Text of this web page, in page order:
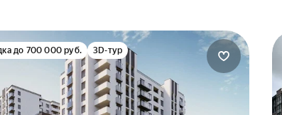
до 700 000 руб. 3D-тур